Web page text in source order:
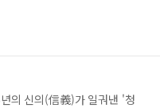
의 신의(信義)가 일궈낸 '청